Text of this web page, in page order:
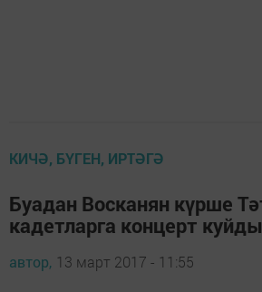
КИЧӘ, БҮГЕН, ИРТӘГӘ
Буадан Восканян күрше
кадетларга концерт куйды
автор, 13 март 2017 - 11:55